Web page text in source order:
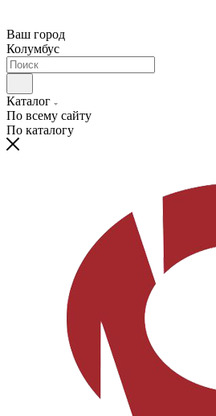
Ваш город
Колумбус
Каталог
По всему сайту
По каталогу